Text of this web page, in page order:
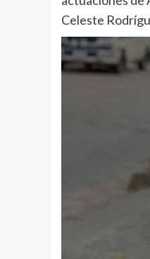
Celeste